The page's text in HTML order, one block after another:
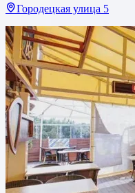
Городецкая улица 5